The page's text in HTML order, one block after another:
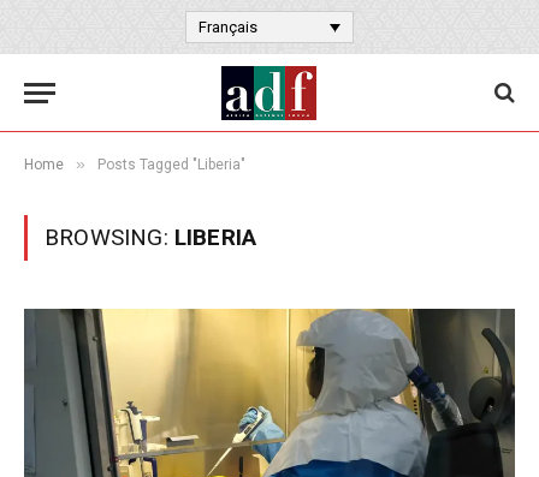
Français
Home » Posts Tagged "Liberia"
BROWSING: LIBERIA